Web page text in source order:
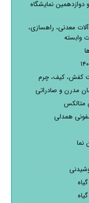
دوازدهمین نمایشگاه
معدنی، راهسازی،
وابسته
کفش، کیف، چرم
مدرن و صادراتی
همدلی
نما